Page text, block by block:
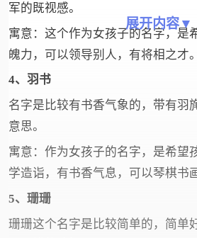
军的既视感。
寓意：这个作为女孩子的名字，是
魄力，可以领导别人，有将相之才。
4、羽书
名字是比较有书香气象的，带有羽
意思。
寓意：作为女孩子的名字，是希望
学造诣，有书香气息，可以琴棋书
5、珊珊
珊珊这个名字是比较简单的，简单
展开内容▼